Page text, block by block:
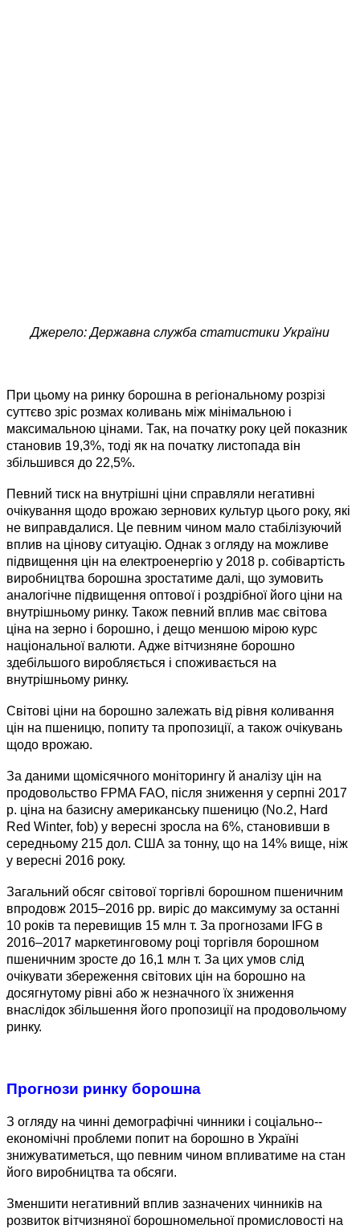
Джерело: Державна служба статистики України
При цьому на ринку борошна в регіональному розрізі
суттєво зріс розмах коливань між мінімальною і
максимальною цінами. Так, на початку року цей показник
становив 19,3%, тоді як на початку листопада він
збільшився до 22,5%.
Певний тиск на внутрішні ціни справляли негативні
очікування щодо врожаю зернових культур цього року, які
не виправдалися. Це певним чином мало стабілізуючий
вплив на цінову ситуацію. Однак з огляду на можливе
підвищення цін на електроенергію у 2018 р. собівартість
виробництва борошна зростатиме далі, що зумовить
аналогічне підвищення оптової і роздрібної його ціни на
внутрішньому ринку. Також певний вплив має світова
ціна на зерно і борошно, і дещо меншою мірою курс
національної валюти. Адже вітчизняне борошно
здебільшого виробляється і споживається на
внутрішньому ринку.
Світові ціни на борошно залежать від рівня коливання
цін на пшеницю, попиту та пропозиції, а також очікувань
щодо врожаю.
За даними щомісячного моніторингу й аналізу цін на
продовольство FPMA FAO, після зниження у серпні 2017
р. ціна на базисну американську пшеницю (No.2, Hard
Red Winter, fob) у вересні зросла на 6%, становивши в
середньому 215 дол. США за тонну, що на 14% вище, ніж
у вересні 2016 року.
Загальний обсяг світової торгівлі борошном пшеничним
впродовж 2015–2016 рр. виріс до максимуму за останні
10 років та перевищив 15 млн т. За прогнозами IFG в
2016–2017 маркетинговому році торгівля борошном
пшеничним зросте до 16,1 млн т. За цих умов слід
очікувати збереження світових цін на борошно на
досягнутому рівні або ж незначного їх зниження
внаслідок збільшення його пропозиції на продовольчому
ринку.
Прогнози ринку борошна
З огляду на чинні демографічні чинники і соціально-­
економічні проблеми попит на борошно в Україні
знижуватиметься, що певним чином впливатиме на стан
його виробництва та обсяги.
Зменшити негативний вплив зазначених чинників на
розвиток вітчизняної борошномельної промисловості на